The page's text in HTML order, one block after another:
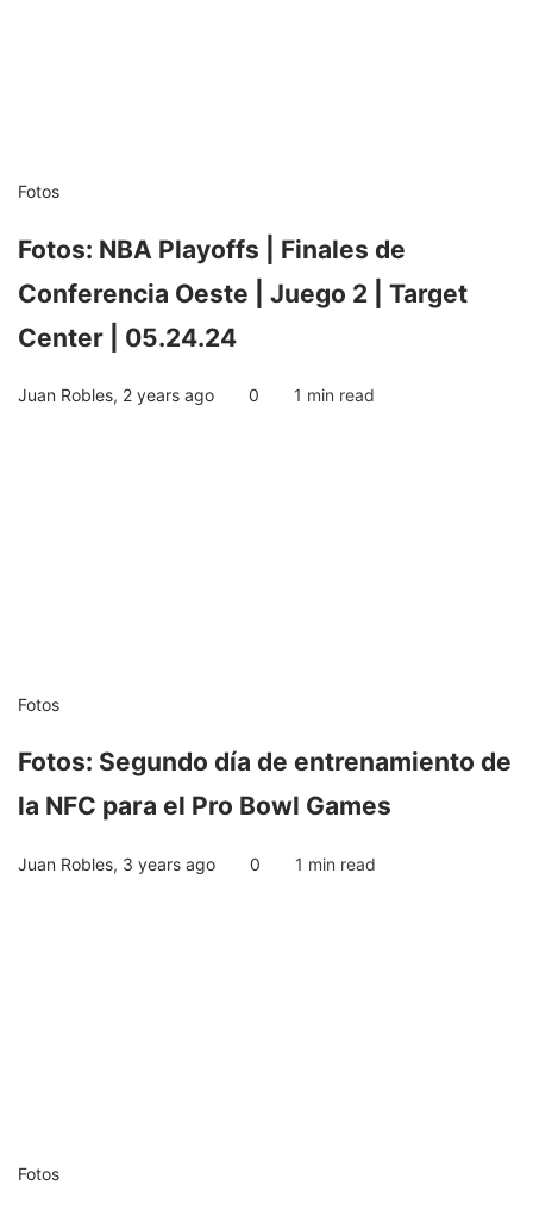
Fotos
Fotos: NBA Playoffs | Finales de
Conferencia Oeste | Juego 2 | Target
Center | 05.24.24
Juan Robles, 2 years ago 0 1 min read
Fotos
Fotos: Segundo día de entrenamiento de
la NFC para el Pro Bowl Games
Juan Robles, 3 years ago 0 1 min read
Fotos